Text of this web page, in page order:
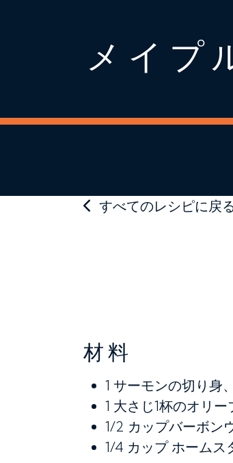
メイプ
すべてのレシピに戻
材料
1 サーモンの切り身
1 大さじ1杯のオリー
1/2 カップバーボン
1/4 カップ ホームス